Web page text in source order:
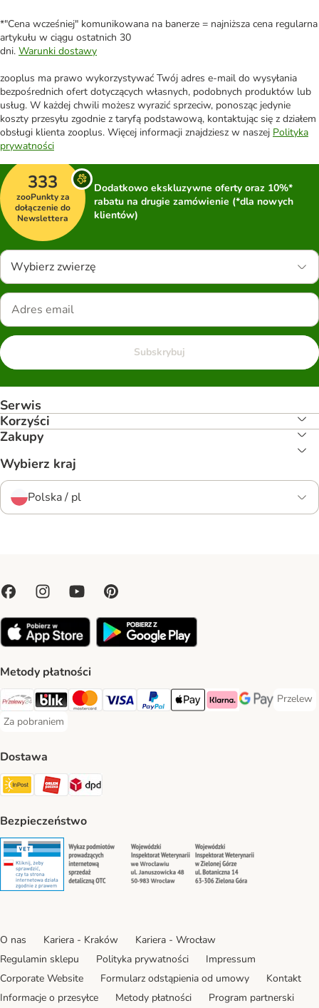
*"Cena wcześniej" komunikowana na banerze = najniższa cena regularna
artykułu w ciągu ostatnich 30
dni. Warunki dostawy
zooplus ma prawo wykorzystywać Twój adres e-mail do wysyłania
bezpośrednich ofert dotyczących własnych, podobnych produktów lub
usług. W każdej chwili możesz wyrazić sprzeciw, ponosząc jedynie
koszty przesyłu zgodnie z taryfą podstawową, kontaktując się z działem
obsługi klienta zooplus. Więcej informacji znajdziesz w naszej Polityka
prywatności
333
zooPunkty za
dołączenie do
Newslettera
Dodatkowo ekskluzywne oferty oraz 10%*
rabatu na drugie zamówienie (*dla nowych
klientów)
Wybierz zwierzę
Subskrybuj
Serwis
Korzyści
Zakupy
Wybierz kraj
Polska / pl
Metody płatności
Przelewy24 Payment Method
Blik Payment Method
MasterCard Payment Method
Visa Payment Method
PayPal Payment Method
Apple Pay Payment Method
Klarna Payment Method
Google Pay
Przelew
Przelew
Za pobraniem
Za pobraniem Payment Method
Dostawa
Paczkomat® Shipping Method
ORLEN Paczka Shipping Method
DPD Shipping Method
Bezpieczeństwo
Security Security Security
O nas Kariera - Kraków
Kariera - Wrocław
Regulamin sklepu
Polityka prywatności
Impressum
Corporate Website
Formularz odstąpienia od umowy
Kontakt
Informacje o przesyłce
Metody płatności Program partnerski